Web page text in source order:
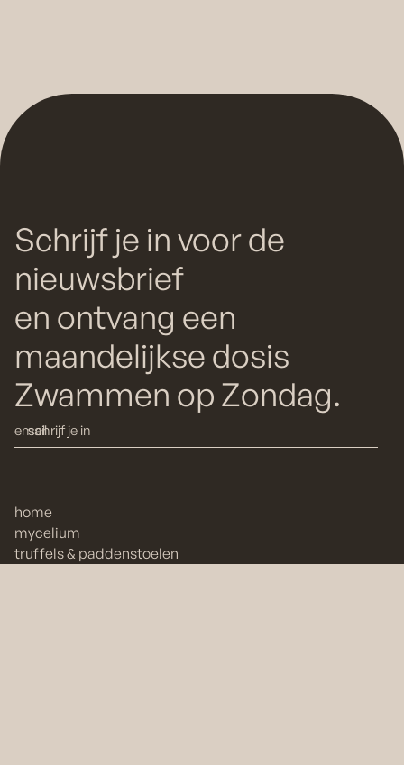
Schrijf je in voor de
nieuwsbrief
en ontvang een
maandelijkse dosis
Zwammen op Zondag.
home
mycelium
truffels & paddenstoelen